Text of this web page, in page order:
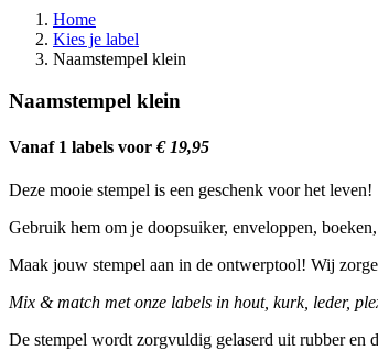
Kruimelpad
Home
Kies je label
Naamstempel klein
Naamstempel klein
Vanaf 1 labels voor € 19,95
Deze mooie stempel is een geschenk voor het leven!
Gebruik hem om je doopsuiker, enveloppen,
Maak jouw stempel aan in de ontwerptool! Wij
Mix & match met onze labels in hout, kurk, leder,
De stempel wordt zorgvuldig gelaserd uit rubber en